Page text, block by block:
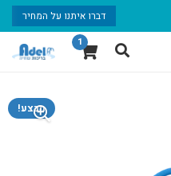
דברו איתנו על המחיר
1
מבצע!